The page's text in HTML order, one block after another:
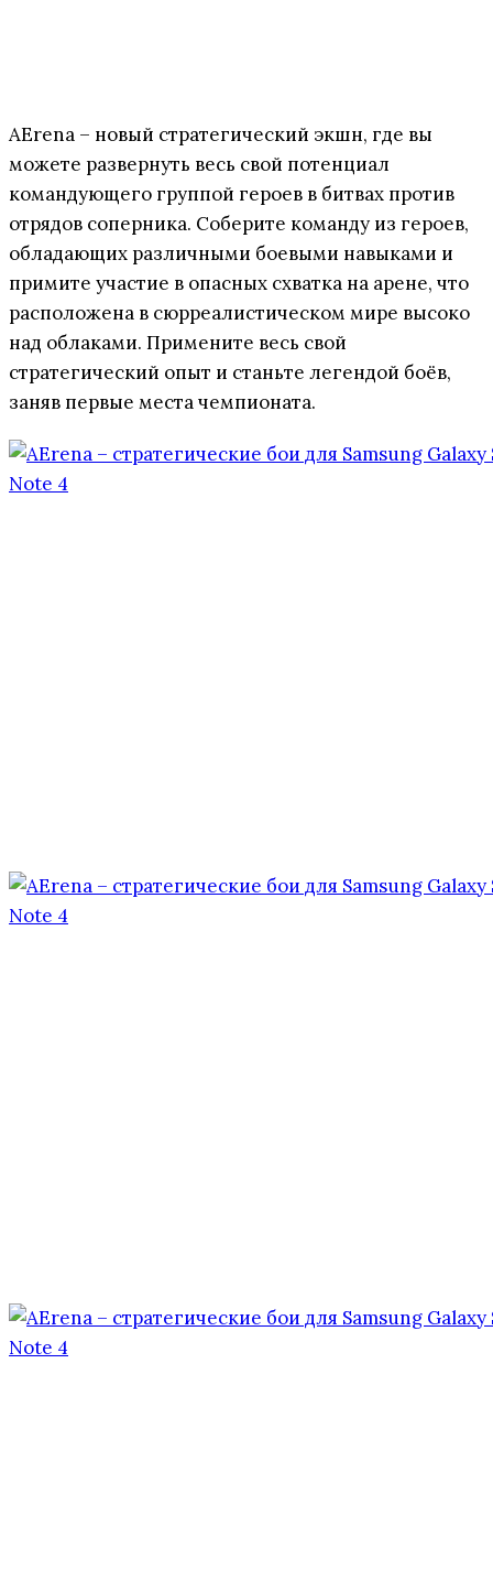
AErena – новый стратегический экшн, где вы
можете развернуть весь свой потенциал
командующего группой героев в битвах против
отрядов соперника. Соберите команду из героев,
обладающих различными боевыми навыками и
примите участие в опасных схватка на арене, что
расположена в сюрреалистическом мире высоко
над облаками. Примените весь свой
стратегический опыт и станьте легендой боёв,
заняв первые места чемпионата.